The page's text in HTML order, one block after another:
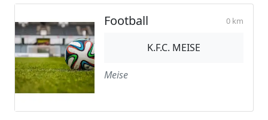
Football 0 km
K.F.C. MEISE
Meise